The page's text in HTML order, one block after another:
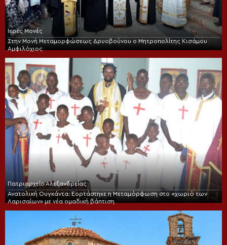
Ιερές Μονές
Στην Μονή Μεταμορφώσεως Δρυοβούνου ο Μητροπολίτης Κισάμου
Αμφιλόχιος
Πατριαρχείο Αλεξανδρείας
Ανατολική Ουγκάντα: Εορτάστηκε η Μεταμόρφωση στο «χωριό των
Λαρισαίων» με νέα ομαδική βάπτιση